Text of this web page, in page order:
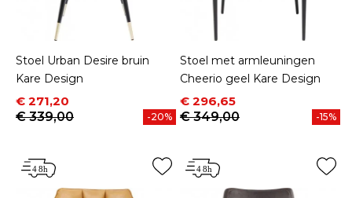
Stoel Urban Desire bruin
Kare Design
Prijs
€ 271,20
Normale prijs
€ 339,00
-20%
Stoel met armleuningen
Cheerio geel Kare Design
Prijs
€ 296,65
Normale prijs
€ 349,00
-15%